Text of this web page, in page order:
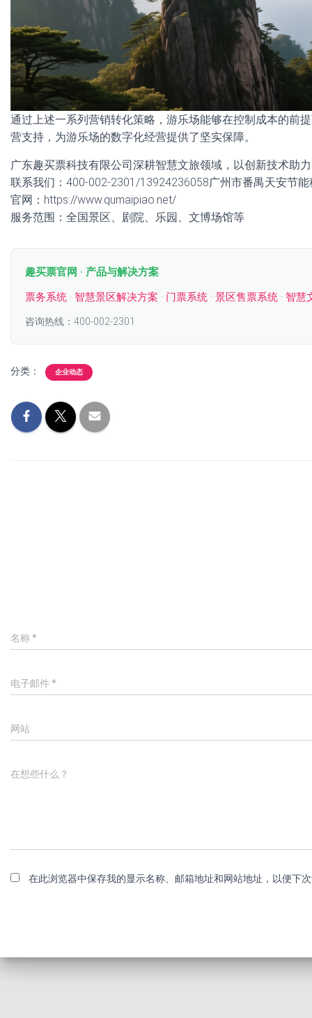
通过上述一系列营销转化策略，游乐场能够在控制成本的前
营支持，为游乐场的数字化经营提供了坚实保障。
广东趣买票科技有限公司深耕智慧文旅领域，以创新技术助
联系我们：400-002-2301/13924236058广州市番禺天安节
官网：https://www.qumaipiao.net/
服务范围：全国景区、剧院、乐园、文博场馆等
趣买票官网 · 产品与解决方案
票务系统 · 智慧景区解决方案 · 门票系统 · 景区售票系统 · 智慧
咨询热线：400-002-2301
分类： 企业动态
名称*
电子邮件 *
网站
在想些什么？
在此浏览器中保存我的显示名称、邮箱地址和网站地址，以便下